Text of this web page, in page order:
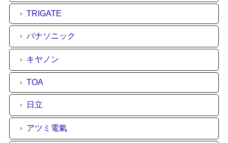
TRIGATE
パナソニック
キヤノン
TOA
日立
アツミ電氣